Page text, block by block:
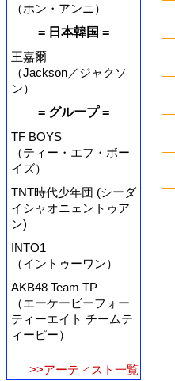
（ホン・アンニ）
= 日本韓国 =
王嘉爾
（Jackson／ジャクソ
ン）
= グループ =
TF BOYS
（ティー・エフ・ボー
イズ）
TNT時代少年団 (シーダ
イシャオニェントゥア
ン)
INTO1
（イントゥーワン）
AKB48 Team TP
（エーケービーフォー
ティーエイト チームテ
ィーピー）
>>アーティスト一覧